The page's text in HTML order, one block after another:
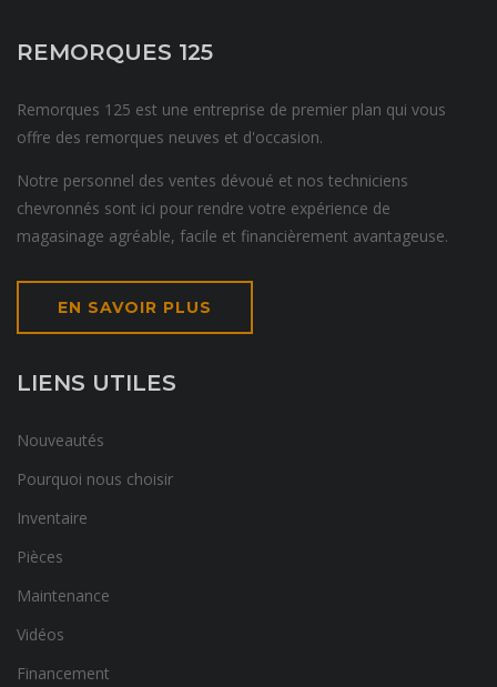
REMORQUES 125
Remorques 125 est une entreprise de premier plan qui vous
offre des remorques neuves et d'occasion.
Notre personnel des ventes dévoué et nos techniciens
chevronnés sont ici pour rendre votre expérience de
magasinage agréable, facile et financièrement avantageuse.
EN SAVOIR PLUS
LIENS UTILES
Nouveautés
Pourquoi nous choisir
Inventaire
Pièces
Maintenance
Vidéos
Financement